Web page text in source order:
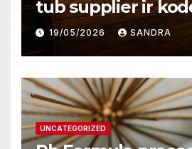
tub supplier ir
svarbu?
19/05/2026 SANDRA
UNCATEGORIZED